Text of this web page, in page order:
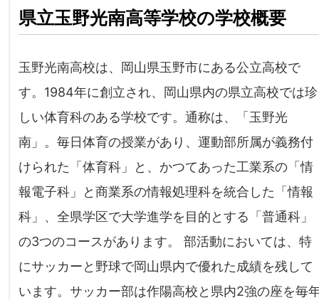
県立玉野光南高等学校の学校概要
玉野光南高校は、岡山県玉野市にある公立高校で
す。1984年に創立され、岡山県内の県立高校では珍
しい体育科のある学校です。通称は、「玉野光
南」。毎日体育の授業があり、運動部所属が義務付
けられた「体育科」と、かつてあった工業系の「情
報電子科」と商業系の情報処理科を統合した「情報
科」、全県学区で大学進学を目的とする「普通科」
の3つのコースがあります。 部活動においては、特
にサッカーと野球で岡山県内で優れた成績を残して
います。サッカー部は作陽高校と県内2強の座を毎